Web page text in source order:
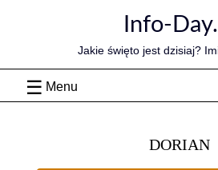
Info-
Jakie święto jest dzisiaj?
Menu
DORIAN